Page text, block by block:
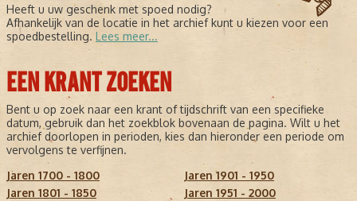
Heeft u uw geschenk met spoed nodig?
Afhankelijk van de locatie in het archief kunt u kiezen voor een
spoedbestelling. Lees meer...
EEN KRANT ZOEKEN
Bent u op zoek naar een krant of tijdschrift van een specifieke
datum, gebruik dan het zoekblok bovenaan de pagina. Wilt u het
archief doorlopen in perioden, kies dan hieronder een periode om
vervolgens te verfijnen.
Jaren 1700 - 1800
Jaren 1801 - 1850
Jaren 1901 - 1950
Jaren 1951 - 2000